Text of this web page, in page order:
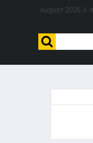
6 August 2026